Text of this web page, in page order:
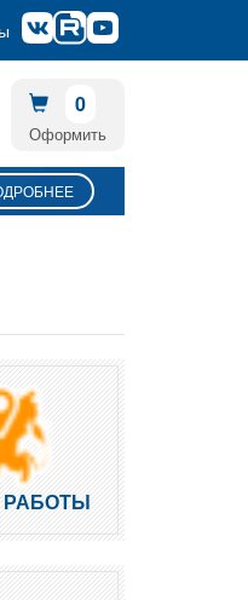
0
Оформить